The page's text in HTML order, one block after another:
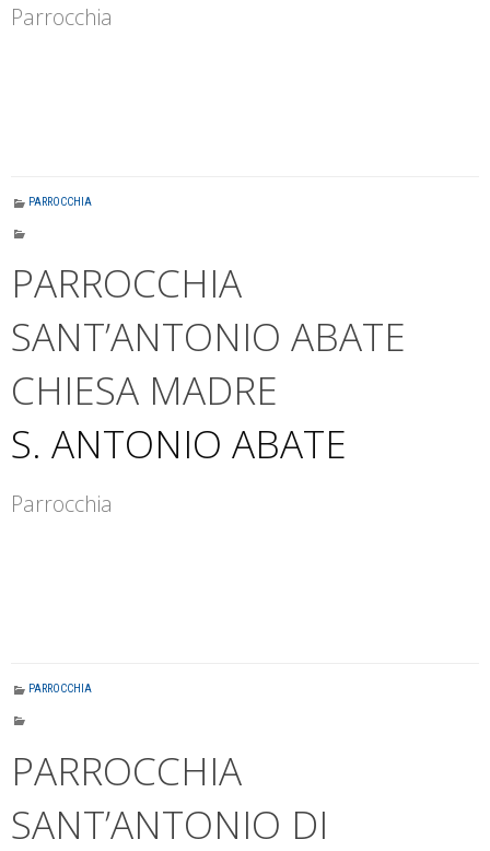
Parrocchia
PARROCCHIA
PARROCCHIA
SANT’ANTONIO ABATE
CHIESA MADRE
S. ANTONIO ABATE
Parrocchia
PARROCCHIA
PARROCCHIA
SANT’ANTONIO DI